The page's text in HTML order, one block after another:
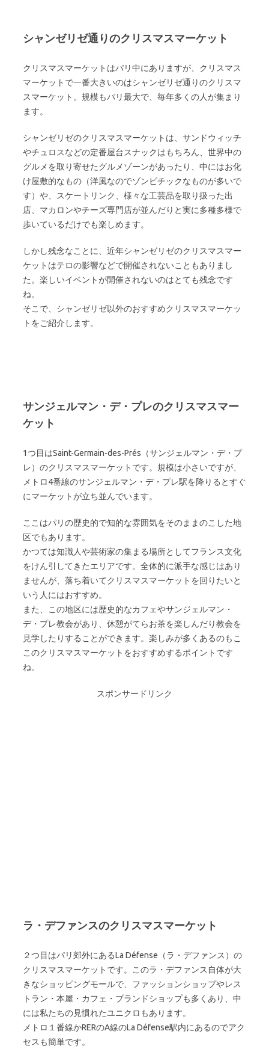
シャンゼリゼ通りのクリスマスマーケット
クリスマスマーケットはパリ中にありますが、クリスマス
マーケットで一番大きいのはシャンゼリゼ通りのクリスマ
スマーケット。規模もパリ最大で、毎年多くの人が集まり
ます。
シャンゼリゼのクリスマスマーケットは、サンドウィッチ
やチュロスなどの定番屋台スナックはもちろん、世界中の
グルメを取り寄せたグルメゾーンがあったり、中にはお化
け屋敷的なもの（洋風なのでゾンビチックなものが多いで
す）や、スケートリンク、様々な工芸品を取り扱った出
店、マカロンやチーズ専門店が並んだりと実に多種多様で
歩いているだけでも楽しめます。
しかし残念なことに、近年シャンゼリゼのクリスマスマー
ケットはテロの影響などで開催されないこともありまし
た。楽しいイベントが開催されないのはとても残念です
ね。
そこで、シャンゼリゼ以外のおすすめクリスマスマーケッ
トをご紹介します。
サンジェルマン・デ・プレのクリスマスマー
ケット
1つ目はSaint-Germain-des-Prés（サンジェルマン・デ・プ
レ）のクリスマスマーケットです。規模は小さいですが、
メトロ4番線のサンジェルマン・デ・プレ駅を降りるとすぐ
にマーケットが立ち並んでいます。
ここはパリの歴史的で知的な雰囲気をそのままのこした地
区でもあります。
かつては知識人や芸術家の集まる場所としてフランス文化
をけん引してきたエリアです。全体的に派手な感じはあり
ませんが、落ち着いてクリスマスマーケットを回りたいと
いう人にはおすすめ。
また、この地区には歴史的なカフェやサンジェルマン・
デ・プレ教会があり、休憩がてらお茶を楽しんだり教会を
見学したりすることができます。楽しみが多くあるのもこ
このクリスマスマーケットをおすすめするポイントです
ね。
スポンサードリンク
ラ・デファンスのクリスマスマーケット
２つ目はパリ郊外にあるLa Défense（ラ・デファンス）の
クリスマスマーケットです。このラ・デファンス自体が大
きなショッピングモールで、ファッションショップやレス
トラン・本屋・カフェ・ブランドショップも多くあり、中
には私たちの見慣れたユニクロもあります。
メトロ１番線かRERのA線のLa Défense駅内にあるのでアク
セスも簡単です。